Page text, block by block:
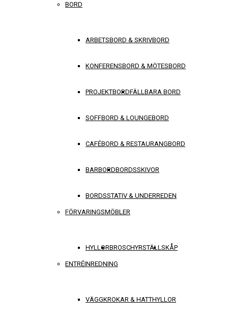
BORD
ARBETSBORD & SKRIVBORD
KONFERENSBORD & MÖTESBORD
PROJEKTBORDFÄLLBARA BORD
SOFFBORD & LOUNGEBORD
CAFÉBORD & RESTAURANGBORD
BARBORDBORDSSKIVOR
BORDSSTATIV & UNDERREDEN
FÖRVARINGSMÖBLER
HYLLORBROSCHYRSTÄLLSKÅP
ENTRÉINREDNING
VÄGGKROKAR & HATTHYLLOR